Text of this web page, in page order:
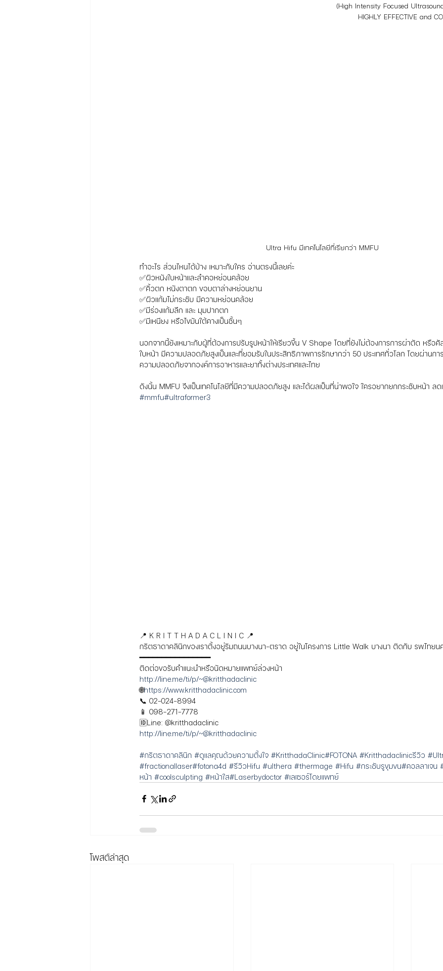
(High Intensity Focused
HIGHLY EFFECTIVE and
Ultra Hifu มีเทคโนโลยีที่เรียกว่า MMFU
ทำอะไร ส่วนไหนได้บ้าง เหมาะกับใคร อ่านตรงนี้เลยค่ะ
✅ผิวหนังใบหน้าและลำคอหย่อนคล้อย
✅คิ้วตก หนังตาตก ขอบตาล่างหย่อนยาน
✅ผิวแก้มไม่กระชับ มีความหย่อนคล้อย
✅มีร่องแก้มลึก และ มุมปากตก
✅มีเหนียง หรือไขมันใต้คางเป็นชั้นๆ
นอกจากนี้ยังเหมาะกับผู้ที่ต้องการปรับรูปหน้าให้เรียวขึ้น V Shape โดยที่ยังไม่ต้องการการผ่าตัด หรือ
ใบหน้า มีความปลอดภัยสูงเป็นและที่ยอมรับในประสิทธิภาพการรักษากว่า 50 ประเทศทั่วโลก โดยผ่านก
ความปลอดภัยจากองค์การอาหารและยาทั้งต่างประเทศและไทย
ดังนั้น MMFU จึงเป็นเทคโนโลยีที่มีความปลอดภัยสูง และได้ผลเป็นที่น่าพอใจ ใครอยากยกกระชับหน้า ลด
#mmfu#ultraformer3
📍 K R I T T H A D A C L I N I C 📍
กริตธาดาคลินิกของเราตั้งอยู่ริมถนนบางนา-ตราด อยู่ในโครงการ Little Walk บางนา ติดกับ รพ.ไทยน
━━━━━━━━━━━━━━━━
ติดต่อขอรับคำแนะนำหรือนัดหมายแพทย์ล่วงหน้า
http://line.me/ti/p/~@kritthadaclinic
🌐https://www.kritthadaclinic.com
📞 02-024-8994
📱 098-271-7778
🆔Line: @kritthadaclinic
http://line.me/ti/p/~@kritthadaclinic
#กริตธาดาคลินิก #ดูแลคุณด้วยความตั้งใจ #KritthadaClinic#FOTONA #Kritthadaclinicรีวิว
#fractionallaser#fotona4d #รีวิวHifu #ulthera #thermage #Hifu #กระชับรูขุมขน#คอลลาเจน
หน้า #coolsculpting #หน้าใส#Laserbydoctor #เลเซอร์โดยแพทย์
โพสต์ล่าสุด